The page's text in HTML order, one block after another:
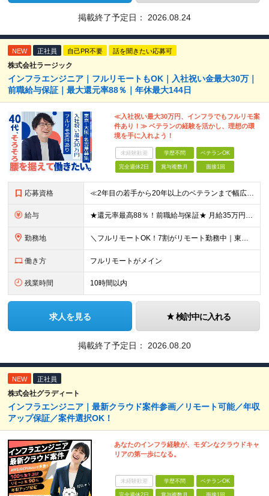
掲載終了予定日： 2026.08.24
NEW 正社員 自己PR不要 話を聞きたい応募可
株式会社ラージック
インフラエンジニア｜フルリモートもOK｜入社祝い金最大30万｜
前職給与保証｜最大還元率88％｜年休最大144日
≪入社祝い最大30万円、インフラでもフルリモ案
件あり！≫ ベテランの経験を活かし、理想の環
境を手に入れよう！
未経験歓迎 学歴不問 ベテランOK
完全週休2日 賞与複数月 面接1回
応募資格 ≪2年目の若手から20年以上のベテランまで幅広く活躍！≫ ■インフラエンジニアとしての実務経験をお持ちの方 ┗サーバ・ネットワークいずれかのみでも可 ┗オンプレミスのみ経験者もOK ┗リーダー経験など
給与 ★還元率最高88％！前職給与保証★ 月給35万円～＋賞与年2回 ★還元率は案件単価の76～88％！ ★入社祝い金10～30万円！住宅・在宅・家族など手当充実！ ◎経験・スキルなどを考慮し、優遇し
勤務地 ＼フルリモートOK！7割がリモート勤務中｜東京・愛知・大阪で積極採用中！／ 東京・神奈川・千葉・埼玉、大阪・京都・兵庫・滋賀、愛知などのプロジェクト先、または在宅勤務 ★転勤なし ★希望するエリアで
働き方 フルリモートがメイン
残業時間 10時間以内
求人を見る 検討中に入れる
掲載終了予定日： 2026.08.20
NEW 正社員
株式会社グラディート
インフラエンジニア｜最新クラウド案件参画／リモート可能／年収
アップ保証／案件選択OK！
あなたのインフラ経験が、モダンなクラウドキャ
リアの第一歩になる。
未経験歓迎 学歴不問 ベテランOK
完全週休2日 賞与複数月 面接1回